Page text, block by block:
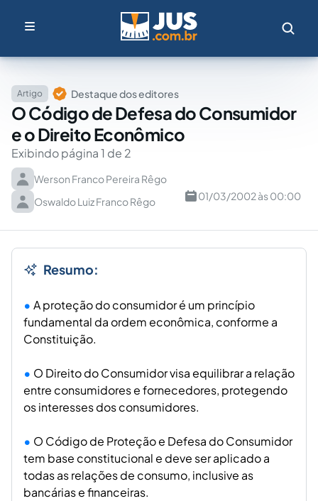
Artigo Destaque dos editores
O Código de Defesa do Consumidor
e o Direito Econômico
Exibindo página 1 de 2
Werson Franco Pereira Rêgo
Oswaldo Luiz Franco Rêgo
01/03/2002 às 00:00
Resumo:
A proteção do consumidor é um princípio
fundamental da ordem econômica, conforme a
Constituição.
O Direito do Consumidor visa equilibrar a relação
entre consumidores e fornecedores, protegendo
os interesses dos consumidores.
O Código de Proteção e Defesa do Consumidor
tem base constitucional e deve ser aplicado a
todas as relações de consumo, inclusive as
bancárias e financeiras.